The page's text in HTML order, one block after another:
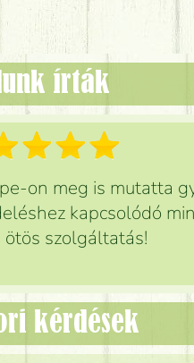
írták
on meg is mutatta
kapcsolódó
szolgáltatás!
kérdések